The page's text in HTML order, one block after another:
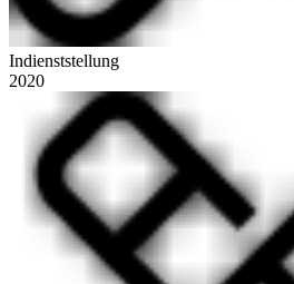
Indienststellung
2020